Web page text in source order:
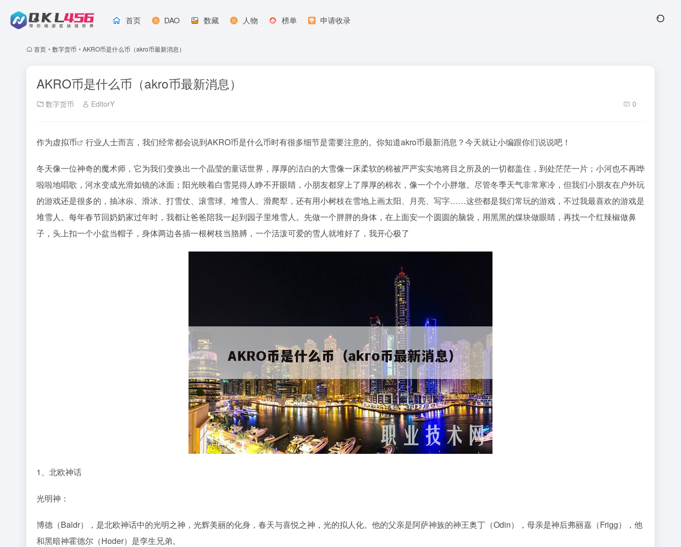
首页 DAO 数藏 人物 榜单 申请收录
首页 • 数字货币 • AKRO币是什么币（akro币最新消息）
AKRO币是什么币（akro币最新消息）
数字货币 EditorY 0
作为虚拟币 行业人士而言，我们经常都会说到AKRO币是什么币时有很多细节是需要注意的。你知道akro币最新消息？今天就让小编跟你们说说吧！
冬天像一位神奇的魔术师，它为我们变换出一个晶莹的童话世界，厚厚的洁白的大雪像一床柔软的棉被严严实实地将目之所及的一切都盖住，到处茫茫一片；小河也不再哗
啦啦地唱歌，河水变成光滑如镜的冰面；阳光映着白雪晃得人睁不开眼睛，小朋友都穿上了厚厚的棉衣，像一个个小胖墩。尽管冬季天气非常寒冷，但我们小朋友在户外玩
的游戏还是很多的，抽冰尜、滑冰、打雪仗、滚雪球、堆雪人、滑爬犁，还有用小树枝在雪地上画太阳、月亮、写字……这些都是我们常玩的游戏，不过我最喜欢的游戏是
堆雪人。每年春节回奶奶家过年时，我都让爸爸陪我一起到园子里堆雪人。先做一个胖胖的身体，在上面安一个圆圆的脑袋，用黑黑的煤块做眼睛，再找一个红辣椒做鼻
子，头上扣一个小盆当帽子，身体两边各插一根树枝当胳膊，一个活泼可爱的雪人就堆好了，我开心极了
1、北欧神话
光明神：
博德（Baldr），是北欧神话中的光明之神，光辉美丽的化身，春天与喜悦之神，光的拟人化。他的父亲是阿萨神族的神王奥丁（Odin），母亲是神后弗丽嘉（Frigg），他
和黑暗神霍德尔（Hoder）是孪生兄弟。